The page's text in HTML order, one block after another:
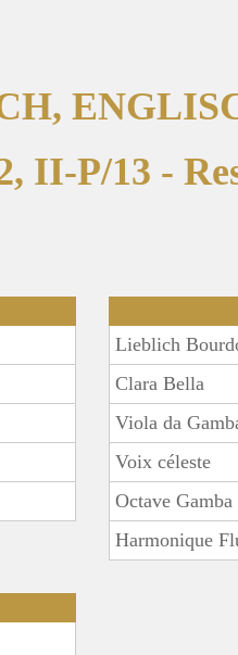
II-P/13 -
Lieblich
Clara Bella
Viola da
Voix céleste
Octave Gamba
Harmonique